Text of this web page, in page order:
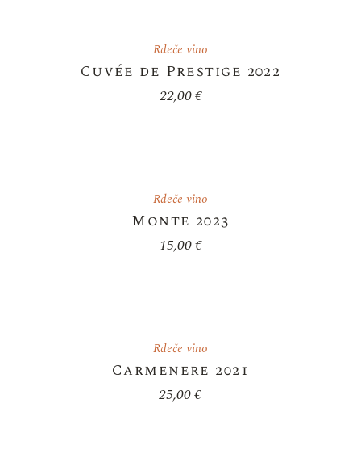
Rdeče vino
Cuvée de Prestige 2022
22,00€
Rdeče vino
Monte 2023
15,00€
Rdeče vino
Carmenere 2021
25,00€